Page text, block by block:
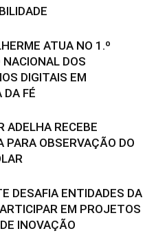
ATUA NO 1.º
DOS
DIGITAIS EM
DA FÉ
ADELHA RECEBE
PARA OBSERVAÇÃO DO
DESAFIA ENTIDADES DA
EM PROJETOS
INOVAÇÃO